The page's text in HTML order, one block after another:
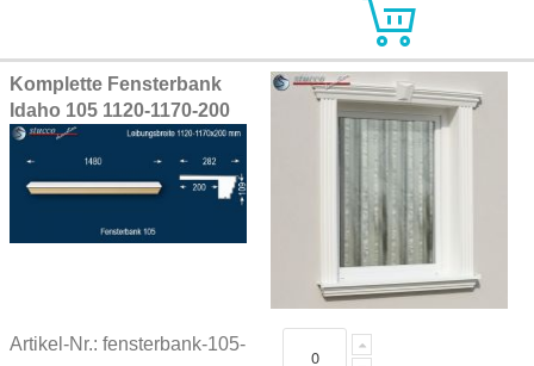
Komplette Fensterbank
Idaho 105 1120-1170-200
Artikel-Nr.: fensterbank-105-